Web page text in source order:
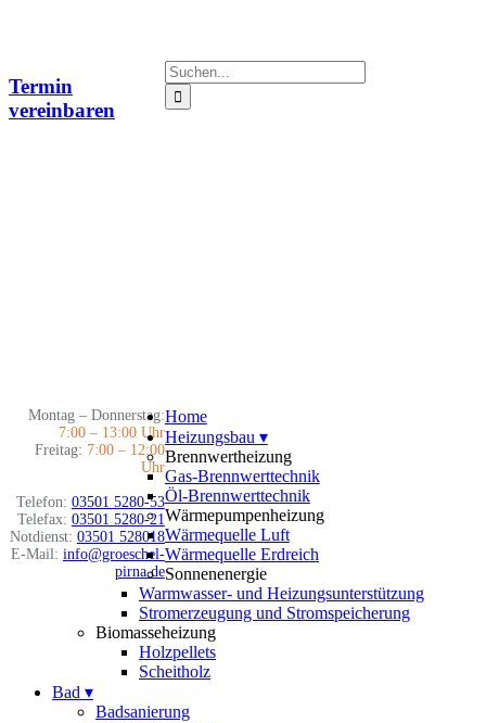
Termin
vereinbaren
Montag – Donnerstag:
7:00 – 13:00 Uhr
Freitag: 7:00 – 12:00
Uhr
Telefon: 03501 5280-53
Telefax: 03501 5280-21
Notdienst: 03501 528018
E-Mail: info@groeschel-
pirna.de
Suche
nach:
Home
Heizungsbau ▾
Brennwertheizung
Gas-Brennwerttechnik
Öl-Brennwerttechnik
Wärmepumpenheizung
Wärmequelle Luft
Wärmequelle Erdreich
Sonnenenergie
Warmwasser- und Heizungsunterstützung
Stromerzeugung und Stromspeicherung
Biomasseheizung
Holzpellets
Scheitholz
Bad ▾
Badsanierung